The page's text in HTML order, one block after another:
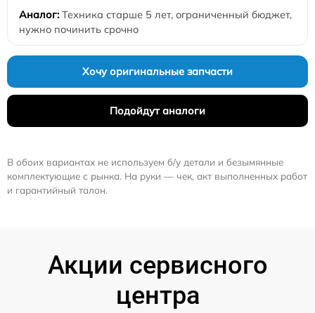
Техника старше 5 лет, ограниченный бюджет,
нужно починить срочно
Хочу оригинальные запчасти
Подойдут аналоги
В обоих вариантах не используем б/у детали и безымянные
комплектующие с рынка. На руки — чек, акт выполненных работ
и гарантийный талон.
Акции сервисного
центра